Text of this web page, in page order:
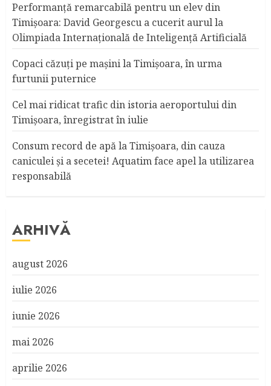
Performanță remarcabilă pentru un elev din
Timișoara: David Georgescu a cucerit aurul la
Olimpiada Internațională de Inteligență Artificială
Copaci căzuţi pe maşini la Timişoara, în urma
furtunii puternice
Cel mai ridicat trafic din istoria aeroportului din
Timişoara, înregistrat în iulie
Consum record de apă la Timişoara, din cauza
caniculei şi a secetei! Aquatim face apel la utilizarea
responsabilă
ARHIVĂ
august 2026
iulie 2026
iunie 2026
mai 2026
aprilie 2026